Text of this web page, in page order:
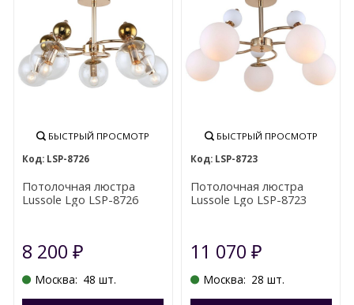
БЫСТРЫЙ ПРОСМОТР
LSP-8726
Потолочная люстра
Lussole Lgo LSP-8726
8 200₽
Москва: 48 шт.
БЫСТРЫЙ ПРОСМОТР
LSP-8723
Потолочная люстра
Lussole Lgo LSP-8723
11 070 ₽
Москва: 28 шт.